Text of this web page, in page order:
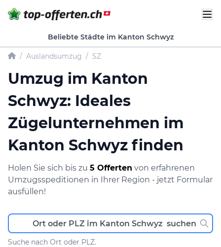
Beliebte Städte im Kanton Schwyz
/ Auslandsumzug / SZ
Umzug im Kanton
Schwyz: Ideales
Zügelunternehmen im
Kanton Schwyz finden
Holen Sie sich bis zu 5 Offerten von erfahrenen
Umzugsspeditionen in Ihrer Region - jetzt Formular
ausfüllen!
Suche nach Ort oder PLZ.